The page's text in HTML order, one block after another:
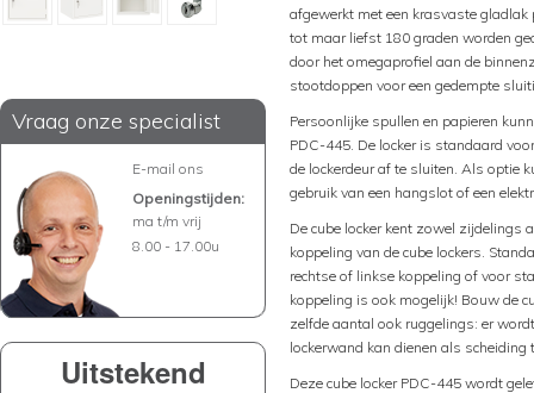
Vraag onze specialist
E-mail ons
Openingstijden:
ma t/m vrij
8.00 - 17.00u
Uitstekend
afgewerkt met een krasvaste gladlak
tot maar liefst 180 graden worden
door het omegaprofiel aan de
stootdoppen voor een gedempte
Persoonlijke spullen en papieren
PDC-445. De locker is standaard
de lockerdeur af te sluiten. Als optie
gebruik van een hangslot of een
De cube locker kent zowel zijdelings
koppeling van de cube lockers.
rechtse of linkse koppeling of voor
koppeling is ook mogelijk! Bouw de
zelfde aantal ook ruggelings: er
lockerwand kan dienen als
Deze cube locker PDC-445 wordt